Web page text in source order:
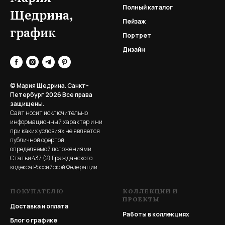
Щедрина,
график
© Мария Щедрина. Санкт-
Петербург 2026Все права
защищены.
Сайт носит исключительно
информационный характер и ни
при каких условиях не является
публичной офертой,
определяемой положениями
Статьи 437 (2) Гражданского
кодекса Российской Федерации
Полный каталог
Пейзаж
Портрет
Дизайн
ПОКУПАТЕЛЮ
Доставка и оплата
Блог о графике
КОЛЛЕКЦИИ И
ПРОЕКТЫ
Работы в коллекциях